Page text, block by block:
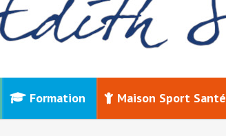
Formation Maison Sport Santé